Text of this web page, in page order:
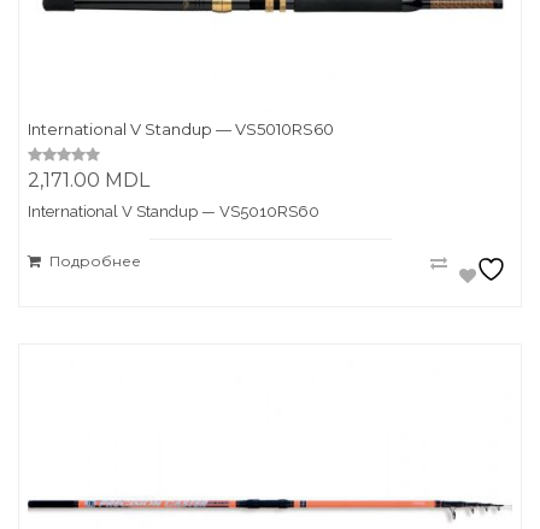
International V Standup — VS5010RS60
0
u
f
5
2,171.00 MDL
International V Standup — VS5010RS60
Подробнее